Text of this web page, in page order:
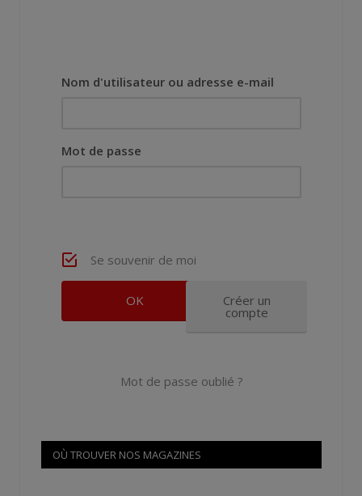
Nom d'utilisateur ou adresse e-mail
Mot de passe
Se souvenir de moi
Créer un
compte
Mot de passe oublié ?
OÙ TROUVER NOS MAGAZINES